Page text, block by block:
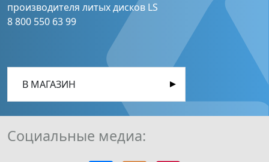
производителя литых дисков LS
8 800 550 63 99
В МАГАЗИН
Социальные медиа: